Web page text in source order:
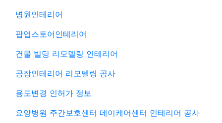
병원인테리어
팝업스토어인테리어
건물 빌딩 리모델링 인테리어
공장인테리어 리모델링 공사
용도변경 인허가 정보
요양병원 주간보호센터 데이케어센터 인테리어 공사